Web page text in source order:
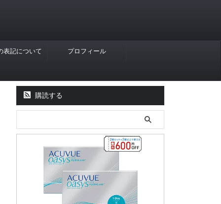
表記について プロフィール
購読する